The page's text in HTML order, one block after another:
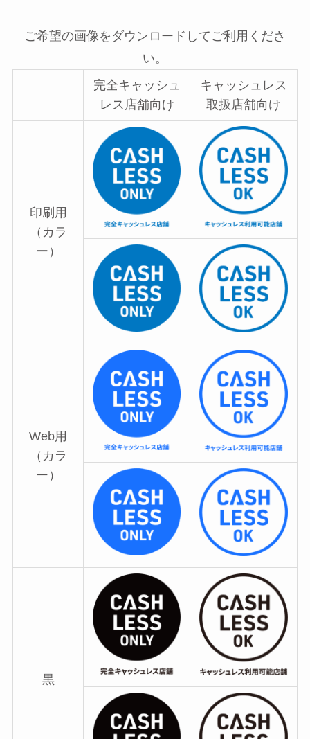
ご希望の画像をダウンロードしてご利用くださ
い。
完全キャッシュ
レス店舗向け
キャッシュレス
取扱店舗向け
印刷用
（カラ
ー）
Web用
（カラ
ー）
黒